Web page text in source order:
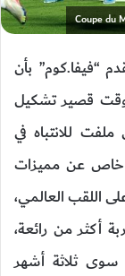
“فيفا.كوم” بأن
وقت قصير تشكيل
للانتباه في
مقال خاص عن مميزات
اللقب العالمي،
أكثر من رائعة،
سوى ثلاثة أشهر